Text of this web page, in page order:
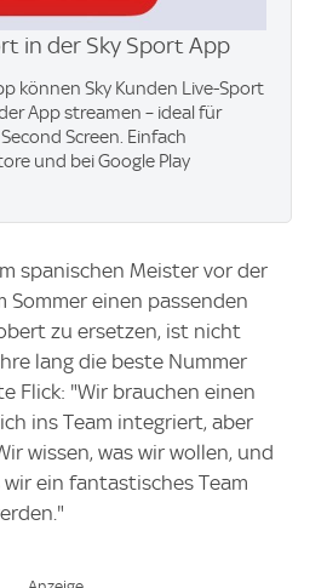
in der Sky Sport App
können Sky Kunden Live-Sport
App streamen – ideal für
Screen. Einfach
und bei Google Play
spanischen Meister vor der
Sommer einen passenden
zu ersetzen, ist nicht
lang die beste Nummer
Flick: "Wir brauchen einen
ins Team integriert, aber
wissen, was wir wollen, und
ein fantastisches Team